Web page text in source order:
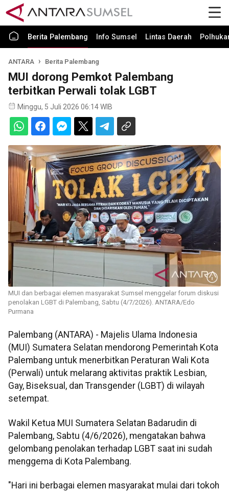
Berita Palembang Info Sumsel Lintas Daerah
ANTARA Berita Palembang
MUI dorong Pemkot Palembang
terbitkan Perwali tolak LGBT
Minggu, 5 Juli 2026 06:14 WIB
MUI dan berbagai elemen masyarakat Sumsel menggelar forum diskusi
penolakan LGBT di Palembang, Sabtu (4/7/2026). ANTARA/Edo
Purmana
Palembang (ANTARA) - Majelis Ulama Indonesia
(MUI) Sumatera Selatan mendorong Pemerintah Kota
Palembang untuk menerbitkan Peraturan Wali Kota
(Perwali) untuk melarang aktivitas praktik Lesbian,
Gay, Biseksual, dan Transgender (LGBT) di wilayah
setempat.
Wakil Ketua MUI Sumatera Selatan Badarudin di
Palembang, Sabtu (4/6/2026), mengatakan bahwa
gelombang penolakan terhadap LGBT saat ini sudah
menggema di Kota Palembang.
"Hari ini berbagai elemen masyarakat mulai dari tokoh